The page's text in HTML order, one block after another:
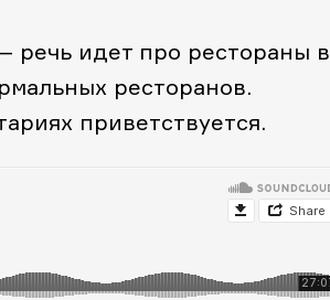
речь идет про рестораны в
ресторанов.
приветствуется.